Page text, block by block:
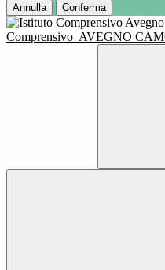
Annulla Conferma
Comprensivo AVEGNO